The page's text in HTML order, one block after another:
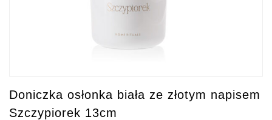
Doniczka osłonka biała ze złotym napisem
Szczypiorek 13cm